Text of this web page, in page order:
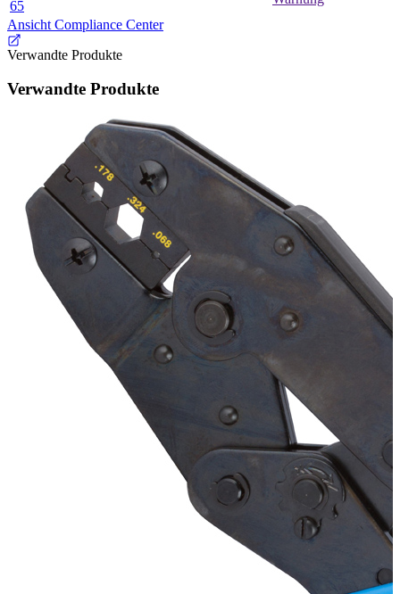
65
Ansicht Compliance Center
Verwandte Produkte
Verwandte Produkte